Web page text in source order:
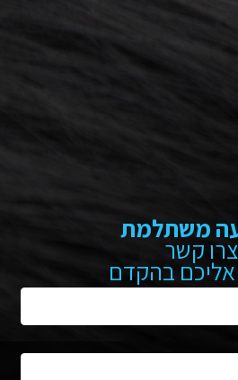
משתלמת
צרו קשר
אליכם בהקדם